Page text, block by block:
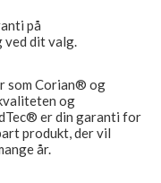
på
ved dit valg.
som Corian® og
og
er din garanti for
produkt, der vil
år.